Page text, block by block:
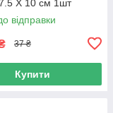
Х 10 см 1шт
відправки
37 ₴
Купити